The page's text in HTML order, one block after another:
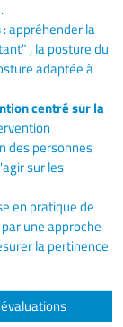
: appréhender la
, la posture du
adaptée à
centré sur la
des personnes
sur les
en pratique de
une approche
la pertinence